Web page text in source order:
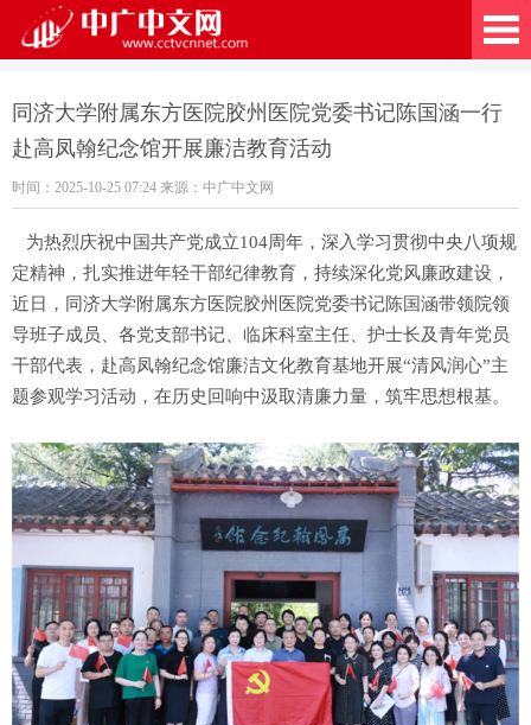
同济大学附属东方医院胶州医院党委书记陈国涵一行
赴高凤翰纪念馆开展廉洁教育活动
时间：2025-10-25 07:24 来源：中广中文网
为热烈庆祝中国共产党成立104周年，深入学习贯彻中央八项规
定精神，扎实推进年轻干部纪律教育，持续深化党风廉政建设，
近日，同济大学附属东方医院胶州医院党委书记陈国涵带领院领
导班子成员、各党支部书记、临床科室主任、护士长及青年党员
干部代表，赴高凤翰纪念馆廉洁文化教育基地开展“清风润心”主
题参观学习活动，在历史回响中汲取清廉力量，筑牢思想根基。